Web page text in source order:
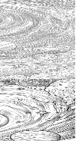
Relief塗
ージ、ブラ
ラックホー
ー、リラク
宙の塗り絵